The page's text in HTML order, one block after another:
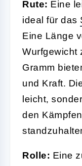
Rute: Eine
ideal für das
Eine Länge
Wurfgewicht
Gramm
und Kraft.
leicht,
den
Rolle: Eine